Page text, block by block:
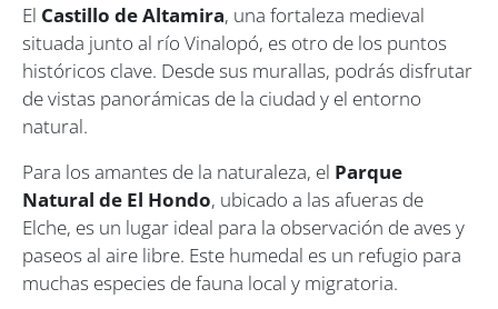
El Castillo de Altamira, una fortaleza medieval
situada junto al río Vinalopó, es otro de los puntos
históricos clave. Desde sus murallas, podrás disfrutar
de vistas panorámicas de la ciudad y el entorno
natural.
Para los amantes de la naturaleza, el Parque
Natural de El Hondo, ubicado a las afueras de
Elche, es un lugar ideal para la observación de aves y
paseos al aire libre. Este humedal es un refugio para
muchas especies de fauna local y migratoria.